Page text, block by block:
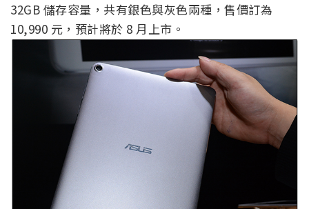
32GB 儲存容量，共有銀色與灰色兩種，售價訂為
10,990 元，預計將於 8 月上市。